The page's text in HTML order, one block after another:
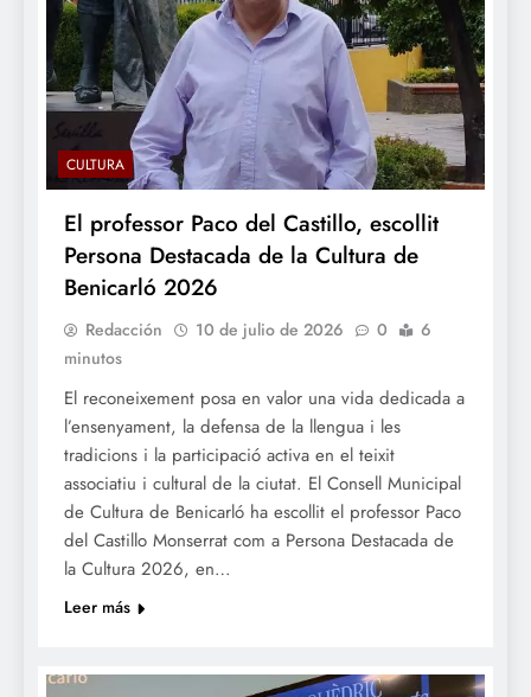
CULTURA
El professor Paco del Castillo, escollit
Persona Destacada de la Cultura de
Benicarló 2026
Redacción 10 de julio de 2026 0
6
minutos
El reconeixement posa en valor una vida dedicada a
l’ensenyament, la defensa de la llengua i les
tradicions i la participació activa en el teixit
associatiu i cultural de la ciutat. El Consell Municipal
de Cultura de Benicarló ha escollit el professor Paco
del Castillo Monserrat com a Persona Destacada de
la Cultura 2026, en…
Leer más